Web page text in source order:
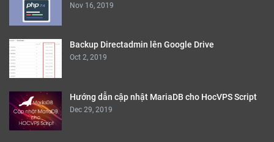
Nov 16, 2019
Backup Directadmin lên Google Drive
Oct 2, 2019
Hướng dẫn cập nhật MariaDB cho HocVPS Script
Dec 29, 2019